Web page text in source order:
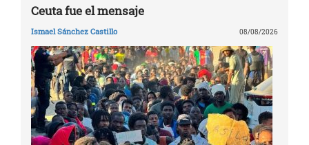
Ceuta fue el mensaje
Ismael Sánchez Castillo 08/08/2026